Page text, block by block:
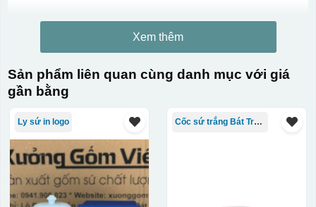
Xem thêm
Sản phẩm liên quan cùng danh mục với giá
gần bằng
Ly sứ in logo Cốc sứ trắng Bát Tràng